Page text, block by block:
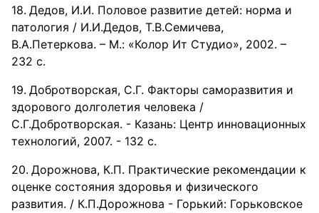
Дедов, И.И. Половое развитие детей: норма и
патология / И.И.Дедов, Т.В.Семичева,
В.А.Петеркова. – М.: «Колор Ит Студио», 2002. –
232 с.
Добротворская, С.Г. Факторы саморазвития и
здорового долголетия человека /
С.Г.Добротворская. - Казань: Центр инновационных
технологий, 2007. - 132 с.
Дорожнова, К.П. Практические рекомендации к
оценке состояния здоровья и физического
развития. / К.П.Дорожнова - Горький: Горьковское